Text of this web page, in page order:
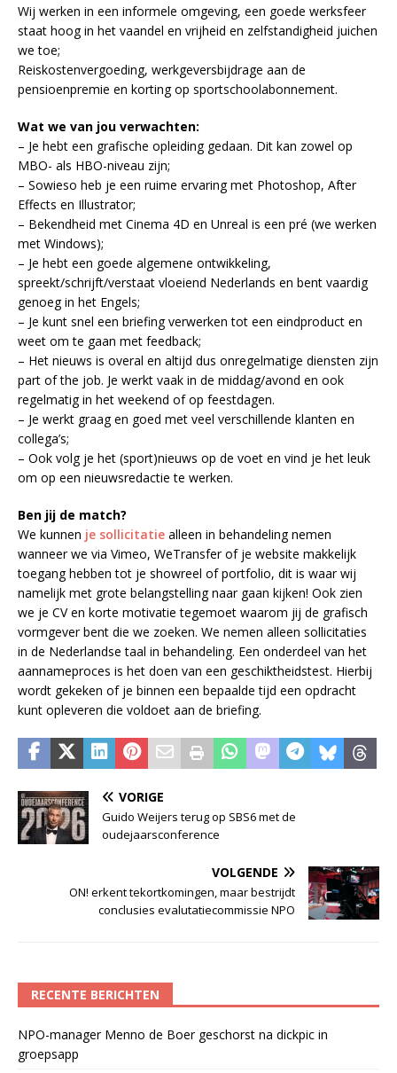
Wij werken in een informele omgeving, een goede werksfeer
staat hoog in het vaandel en vrijheid en zelfstandigheid juichen
we toe;
Reiskostenvergoeding, werkgeversbijdrage aan de
pensioenpremie en korting op sportschoolabonnement.
Wat we van jou verwachten:
– Je hebt een grafische opleiding gedaan. Dit kan zowel op
MBO- als HBO-niveau zijn;
– Sowieso heb je een ruime ervaring met Photoshop, After
Effects en Illustrator;
– Bekendheid met Cinema 4D en Unreal is een pré (we werken
met Windows);
– Je hebt een goede algemene ontwikkeling,
spreekt/schrijft/verstaat vloeiend Nederlands en bent vaardig
genoeg in het Engels;
– Je kunt snel een briefing verwerken tot een eindproduct en
weet om te gaan met feedback;
– Het nieuws is overal en altijd dus onregelmatige diensten zijn
part of the job. Je werkt vaak in de middag/avond en ook
regelmatig in het weekend of op feestdagen.
– Je werkt graag en goed met veel verschillende klanten en
collega’s;
– Ook volg je het (sport)nieuws op de voet en vind je het leuk
om op een nieuwsredactie te werken.
Ben jij de match?
We kunnen je sollicitatie alleen in behandeling nemen
wanneer we via Vimeo, WeTransfer of je website makkelijk
toegang hebben tot je showreel of portfolio, dit is waar wij
namelijk met grote belangstelling naar gaan kijken! Ook zien
we je CV en korte motivatie tegemoet waarom jij de grafisch
vormgever bent die we zoeken. We nemen alleen sollicitaties
in de Nederlandse taal in behandeling. Een onderdeel van het
aannameproces is het doen van een geschiktheidstest. Hierbij
wordt gekeken of je binnen een bepaalde tijd een opdracht
kunt opleveren die voldoet aan de briefing.
VORIGE
Guido Weijers terug op SBS6 met de
oudejaarsconference
VOLGENDE
ON! erkent tekortkomingen, maar bestrijdt
conclusies evalutatiecommissie NPO
RECENTE BERICHTEN
NPO-manager Menno de Boer geschorst na dickpic in
groepsapp